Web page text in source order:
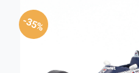
-35%
Мотоциклы
Автобусы
1:43
1:50
Новости
Доставка